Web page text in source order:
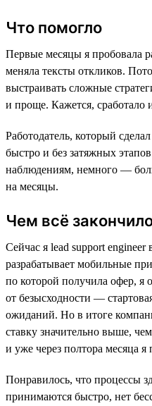
Что помогло
Первые месяцы я пробовала
меняла тексты откликов.
выстраивать сложные
и проще. Кажется, сработало
Работодатель, который
быстро и без затяжных
наблюдениям, немного —
на месяцы.
Чем всё
Сейчас я lead support engineer
разрабатывает мобильные
по которой получила офер, я
от безысходности —
ожиданий. Но в итоге
ставку значительно выше,
и уже через полтора месяца
Понравилось, что процессы
принимаются быстро, нет